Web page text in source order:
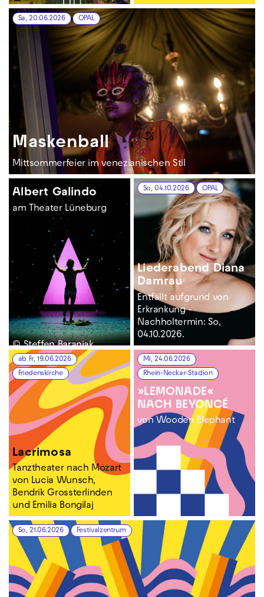
Sa, 20.06.2026 OPAL
Maskenball
Mittsommerfeier im venezianischen Stil
Albert Galindo
am Theater Lüneburg
© Steffen Baraniak
So, 04.10.2026 OPAL
Liederabend Diana
Damrau
Entfällt aufgrund von
Erkrankung -
Nachholtermin: So,
04.10.2026.
ab Fr, 19.06.2026
Friedenskirche
Lacrimosa
Tanztheater nach Mozart
von Lucia Wunsch,
Bendrik Grossterlinden
und Emilia Bongilaj
Mi, 24.06.2026
Rhein-Neckar-Stadion
»LEMONADE«
NACH BEYONCÉ
von Wooden Elephant
So, 21.06.2026 Festivalzentrum